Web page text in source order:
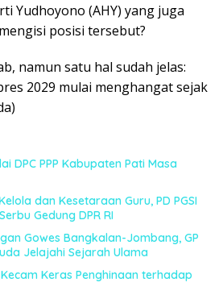
Yudhoyono (AHY) yang juga
posisi tersebut?
namun satu hal sudah jelas:
2029 mulai menghangat sejak
DPC PPP Kabupaten Pati Masa
dan Kesetaraan Guru, PD PGSI
Gedung DPR RI
Gowes Bangkalan-Jombang, GP
Jelajahi Sejarah Ulama
Keras Penghinaan terhadap